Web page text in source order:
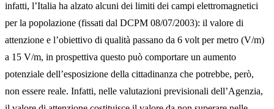
infatti, l’Italia ha alzato alcuni dei limiti dei campi elettromagnetici
per la popolazione (fissati dal DCPM 08/07/2003): il valore di
attenzione e l’obiettivo di qualità passano da 6 volt per metro (V/m)
a 15 V/m, in prospettiva questo può comportare un aumento
potenziale dell’esposizione della cittadinanza che potrebbe, però,
non essere reale. Infatti, nelle valutazioni previsionali dell’Agenzia,